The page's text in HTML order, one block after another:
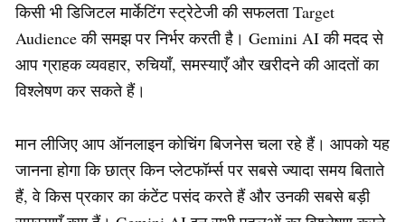
किसी भी डिजिटल मार्केटिंग स्ट्रेटेजी की सफलता Target
Audience की समझ पर निर्भर करती है। Gemini AI की मदद से
आप ग्राहक व्यवहार, रुचियाँ, समस्याएँ और खरीदने की आदतों का
विश्लेषण कर सकते हैं।
मान लीजिए आप ऑनलाइन कोचिंग बिजनेस चला रहे हैं। आपको यह
जानना होगा कि छात्र किन प्लेटफॉर्म्स पर सबसे ज्यादा समय बिताते
हैं, वे किस प्रकार का कंटेंट पसंद करते हैं और उनकी सबसे बड़ी